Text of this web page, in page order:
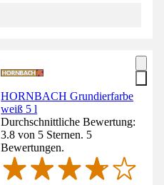
HORNBACH Grundierfarbe
weiß 5 l
Durchschnittliche Bewertung:
3.8 von 5 Sternen. 5
Bewertungen.